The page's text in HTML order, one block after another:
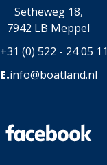
Setheweg 18,
7942 LB Meppel
+31 (0) 522 - 24 05 11
E.info@boatland.nl